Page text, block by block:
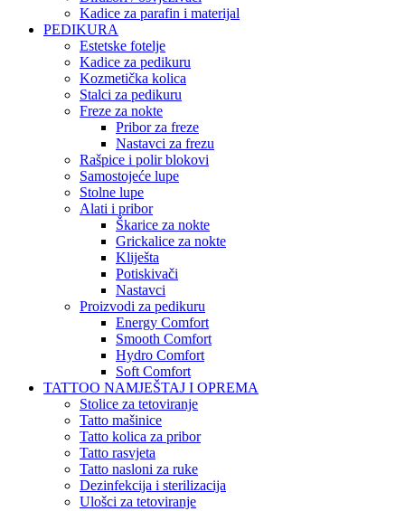
Kadice za parafin i materijal
PEDIKURA
Estetske fotelje
Kadice za pedikuru
Kozmetička kolica
Stalci za pedikuru
Freze za nokte
Pribor za freze
Nastavci za frezu
Rašpice i polir blokovi
Samostojeće lupe
Stolne lupe
Alati i pribor
Škarice za nokte
Grickalice za nokte
Kliješta
Potiskivači
Nastavci
Proizvodi za pedikuru
Energy Comfort
Smooth Comfort
Hydro Comfort
Soft Comfort
TATTOO NAMJEŠTAJ I OPREMA
Stolice za tetoviranje
Tatto mašinice
Tatto kolica za pribor
Tatto rasvjeta
Tatto nasloni za ruke
Dezinfekcija i sterilizacija
Ulošci za tetoviranje